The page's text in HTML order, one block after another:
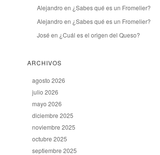
Alejandro en ¿Sabes qué es un Fromelier?
Alejandro en ¿Sabes qué es un Fromelier?
José en ¿Cuál es el origen del Queso?
ARCHIVOS
agosto 2026
julio 2026
mayo 2026
diciembre 2025
noviembre 2025
octubre 2025
septiembre 2025